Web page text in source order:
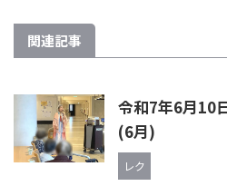
関連記事
令和7年6月10
(6月)
レク